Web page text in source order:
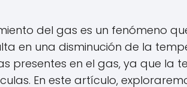
del gas es un fenómeno
en una disminución de la
presentes en el gas, ya que la
En este artículo,